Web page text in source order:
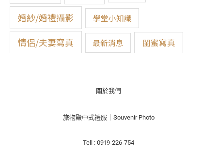
婚紗/婚禮攝影 學堂小知識
情侶/夫妻寫真 最新消息 閨蜜寫真
關於我們
旅物殿中式禮服｜Souvenir Photo
Tell : 0919-226-754